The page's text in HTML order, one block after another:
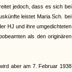
jedoch, dass es sich bei
leistet Maria Sch. bei
HJ und ihre umgedichteten
als den originären
aber am 7. Februar 1938